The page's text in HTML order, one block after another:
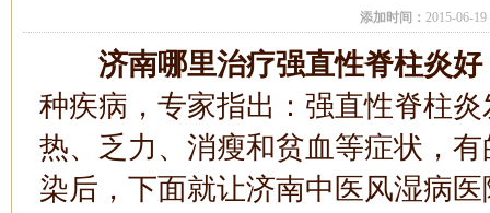
添加时间： 2015-06-
济南哪里治疗强直性脊柱炎好
种疾病，专家指出：强直性脊柱
热、乏力、消瘦和贫血等症状，
染后，下面就让济南中医风湿病